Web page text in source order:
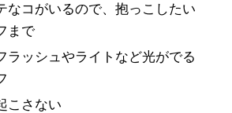
なコがいるので、抱っこしたい
まで
ラッシュやライトなど光がでる
こさない